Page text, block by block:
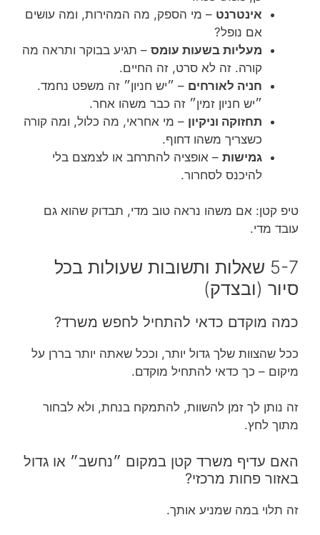
אינטרנט – מי הספק, מה המהירות, ומה עושים
אם נופל?
מעליות בשעות עומס – תגיע בבוקר ותראה מה
קורה. זה לא סרט, זה החיים.
חניה לאורחים – ״יש חניון״ זה משפט נחמד.
״יש חניון זמין״ זה כבר משהו אחר.
תחזוקה וניקיון – מי אחראי, מה כלול, ומה קורה
כשצריך משהו דחוף.
גמישות – אופציה להתרחב או לצמצם בלי
להיכנס לסחרור.
טיפ קטן: אם משהו נראה טוב מדי, תבדוק שהוא גם
עובד מדי.
5-7 שאלות ותשובות שעולות בכל
סיור (ובצדק)
כמה מוקדם כדאי להתחיל לחפש משרד?
ככל שהצוות שלך גדול יותר, וככל שאתה יותר בררן על
מיקום – כך כדאי להתחיל מוקדם.
זה נותן לך זמן להשוות, להתמקח בנחת, ולא לבחור
מתוך לחץ.
האם עדיף משרד קטן במקום ״נחשב״ או גדול
באזור פחות מרכזי?
זה תלוי במה שמניע אותך.